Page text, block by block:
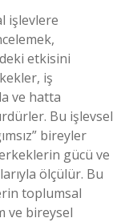
işlevlere
etkisini
iş
ve hatta
Bu işlevsel
bireyler
gücü ve
ölçülür. Bu
toplumsal
ve bireysel